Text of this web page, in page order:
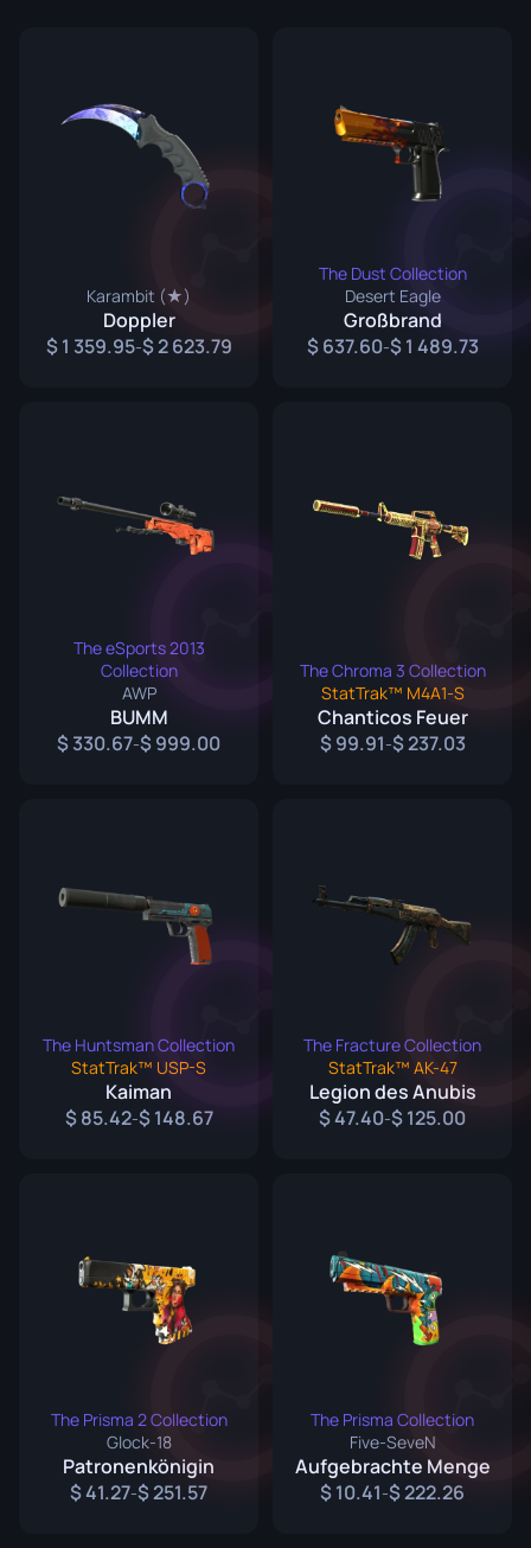
Karambit (★)
Doppler
1 359.95- 2 623.79
The Dust Collection
Desert Eagle
Großbrand
637.60- 1 489.73
The eSports 2013
Collection
AWP
BUMM
330.67- 999.00
The Chroma 3 Collection
StatTrak™ M4A1-S
Chanticos Feuer
99.91- 237.03
The Huntsman Collection
StatTrak™ USP-S
Kaiman
85.42- 148.67
The Fracture Collection
StatTrak™ AK-47
Legion des Anubis
47.40- 125.00
The Prisma 2 Collection
Glock-18
Patronenkönigin
41.27- 251.57
The Prisma Collection
Five-SeveN
Aufgebrachte Menge
10.41- 222.26